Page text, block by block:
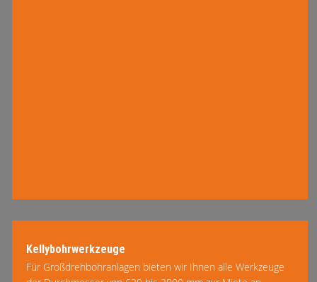
Kellybohrwerkzeuge
Für Großdrehbohranlagen bieten wir Ihnen alle Werkzeuge